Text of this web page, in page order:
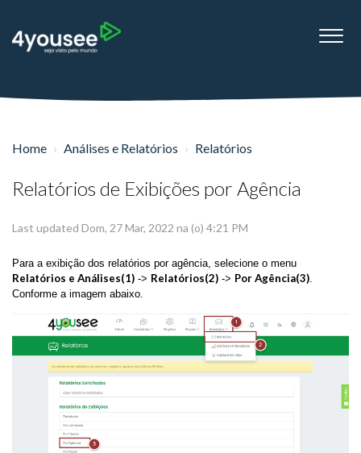
Home Análises e Relatórios Relatórios
Relatórios de Exibições por Agência
Last updated Dom, 27 Mar, 2022 na (o) 4:21 PM
Para a exibição dos relatórios por agência, selecione o menu
Relatórios e Análises(1) -> Relatórios(2) -> Por Agência(3)
Conforme a imagem abaixo.